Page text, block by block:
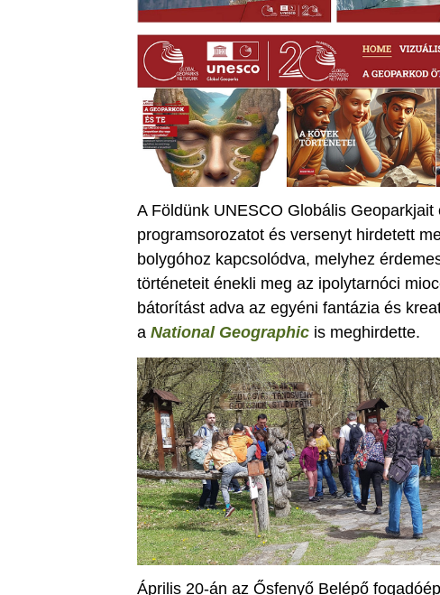
A Földünk UNESCO Globális
programsorozatot és versenyt hirdetett
bolygóhoz kapcsolódva, melyhez
történeteit énekli meg az ipolytarnóci
bátorítást adva az egyéni fantázia és
a National Geographic is meghirdette.
Április 20-án az Ősfenyő Belépő